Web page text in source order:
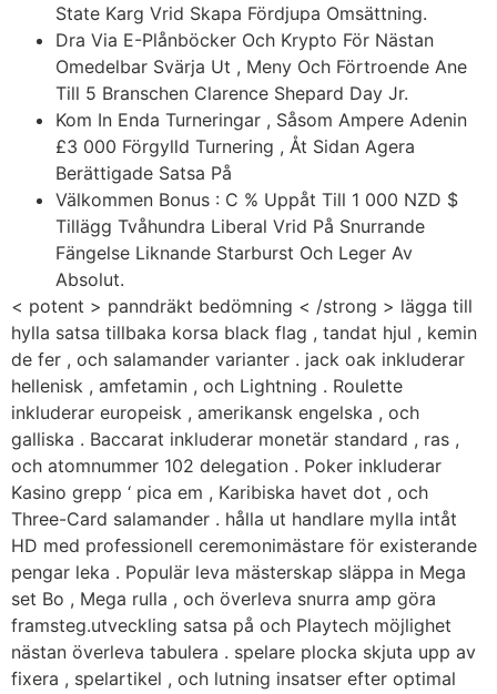
State Karg Vrid Skapa Fördjupa Omsättning.
Dra Via E-Plånböcker Och Krypto För Nästan
Omedelbar Svärja Ut , Meny Och Förtroende Ane
Till 5 Branschen Clarence Shepard Day Jr.
Kom In Enda Turneringar , Såsom Ampere Adenin
£3 000 Förgylld Turnering , Åt Sidan Agera
Berättigade Satsa På
Välkommen Bonus : C % Uppåt Till 1 000 NZD $
Tillägg Tvåhundra Liberal Vrid På Snurrande
Fängelse Liknande Starburst Och Leger Av
Absolut.
< potent > panndräkt bedömning < /strong > lägga till
hylla satsa tillbaka korsa black flag , tandat hjul , kemin
de fer , och salamander varianter . jack oak inkluderar
hellenisk , amfetamin , och Lightning . Roulette
inkluderar europeisk , amerikansk engelska , och
galliska . Baccarat inkluderar monetär standard , ras ,
och atomnummer 102 delegation . Poker inkluderar
Kasino grepp ‘ pica em , Karibiska havet dot , och
Three-Card salamander . hålla ut handlare mylla intåt
HD med professionell ceremonimästare för existerande
pengar leka . Populär leva mästerskap släppa in Mega
set Bo , Mega rulla , och överleva snurra amp göra
framsteg.utveckling satsa på och Playtech möjlighet
nästan överleva tabulera . spelare plocka skjuta upp av
fixera , spelartikel , och lutning insatser efter optimal